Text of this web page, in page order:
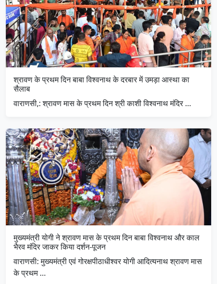
श्रावण के प्रथम दिन बाबा विश्वनाथ के दरबार में उमड़ा आस्था का
सैलाब
वाराणसी,: श्रावण मास के प्रथम दिन श्री काशी विश्वनाथ मंदिर …
मुख्यमंत्री योगी ने श्रावण मास के प्रथम दिन बाबा विश्वनाथ और काल
भैरव मंदिर जाकर किया दर्शन-पूजन
वाराणसी: मुख्यमंत्री एवं गोरक्षपीठाधीश्वर योगी आदित्यनाथ श्रावण मास
के प्रथम …